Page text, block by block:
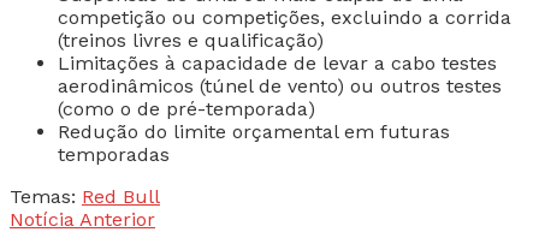
competição ou competições, excluindo a corrida
(treinos livres e qualificação)
Limitações à capacidade de levar a cabo testes
aerodinâmicos (túnel de vento) ou outros testes
(como o de pré-temporada)
Redução do limite orçamental em futuras
temporadas
Temas: Red Bull
Notícia Anterior